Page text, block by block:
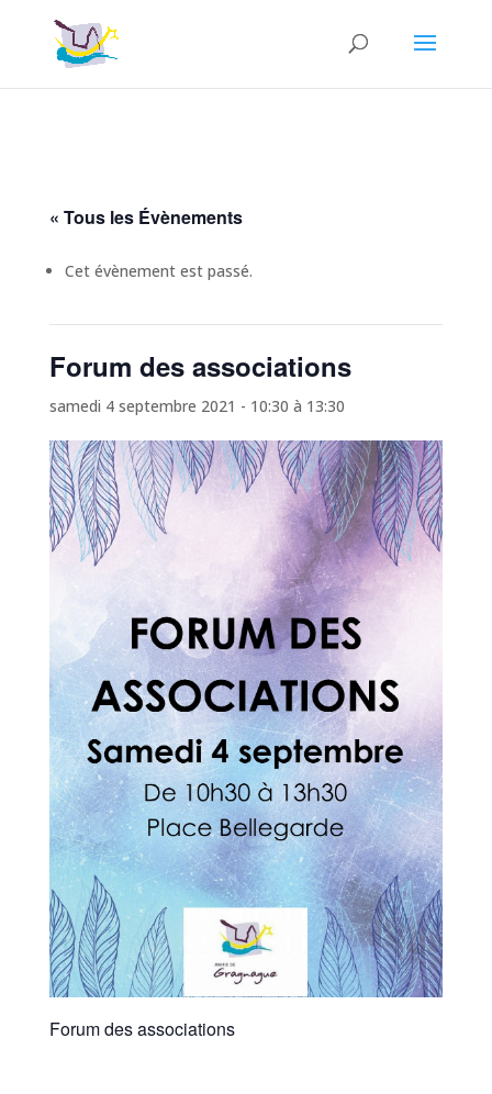
« Tous les Évènements
Cet évènement est passé.
Forum des associations
samedi 4 septembre 2021 - 10:30 à 13:30
Forum des associations